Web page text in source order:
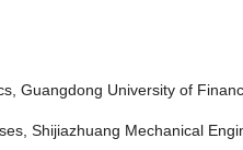
Guangdong University of
Shijiazhuang Mechanical